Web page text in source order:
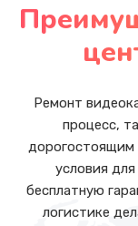
Ремонт
процесс,
дорогостоящим
условия
бесплатную
логистике